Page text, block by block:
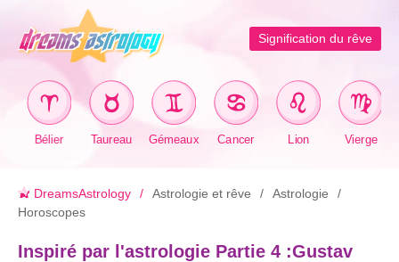
Signification du rêve
Bélier Taureau Gémeaux Cancer Lion Vierge
DreamsAstrology Astrologie et rêve
Astrologie
Horoscopes
Inspiré par l'astrologie Partie 4 :Gustav